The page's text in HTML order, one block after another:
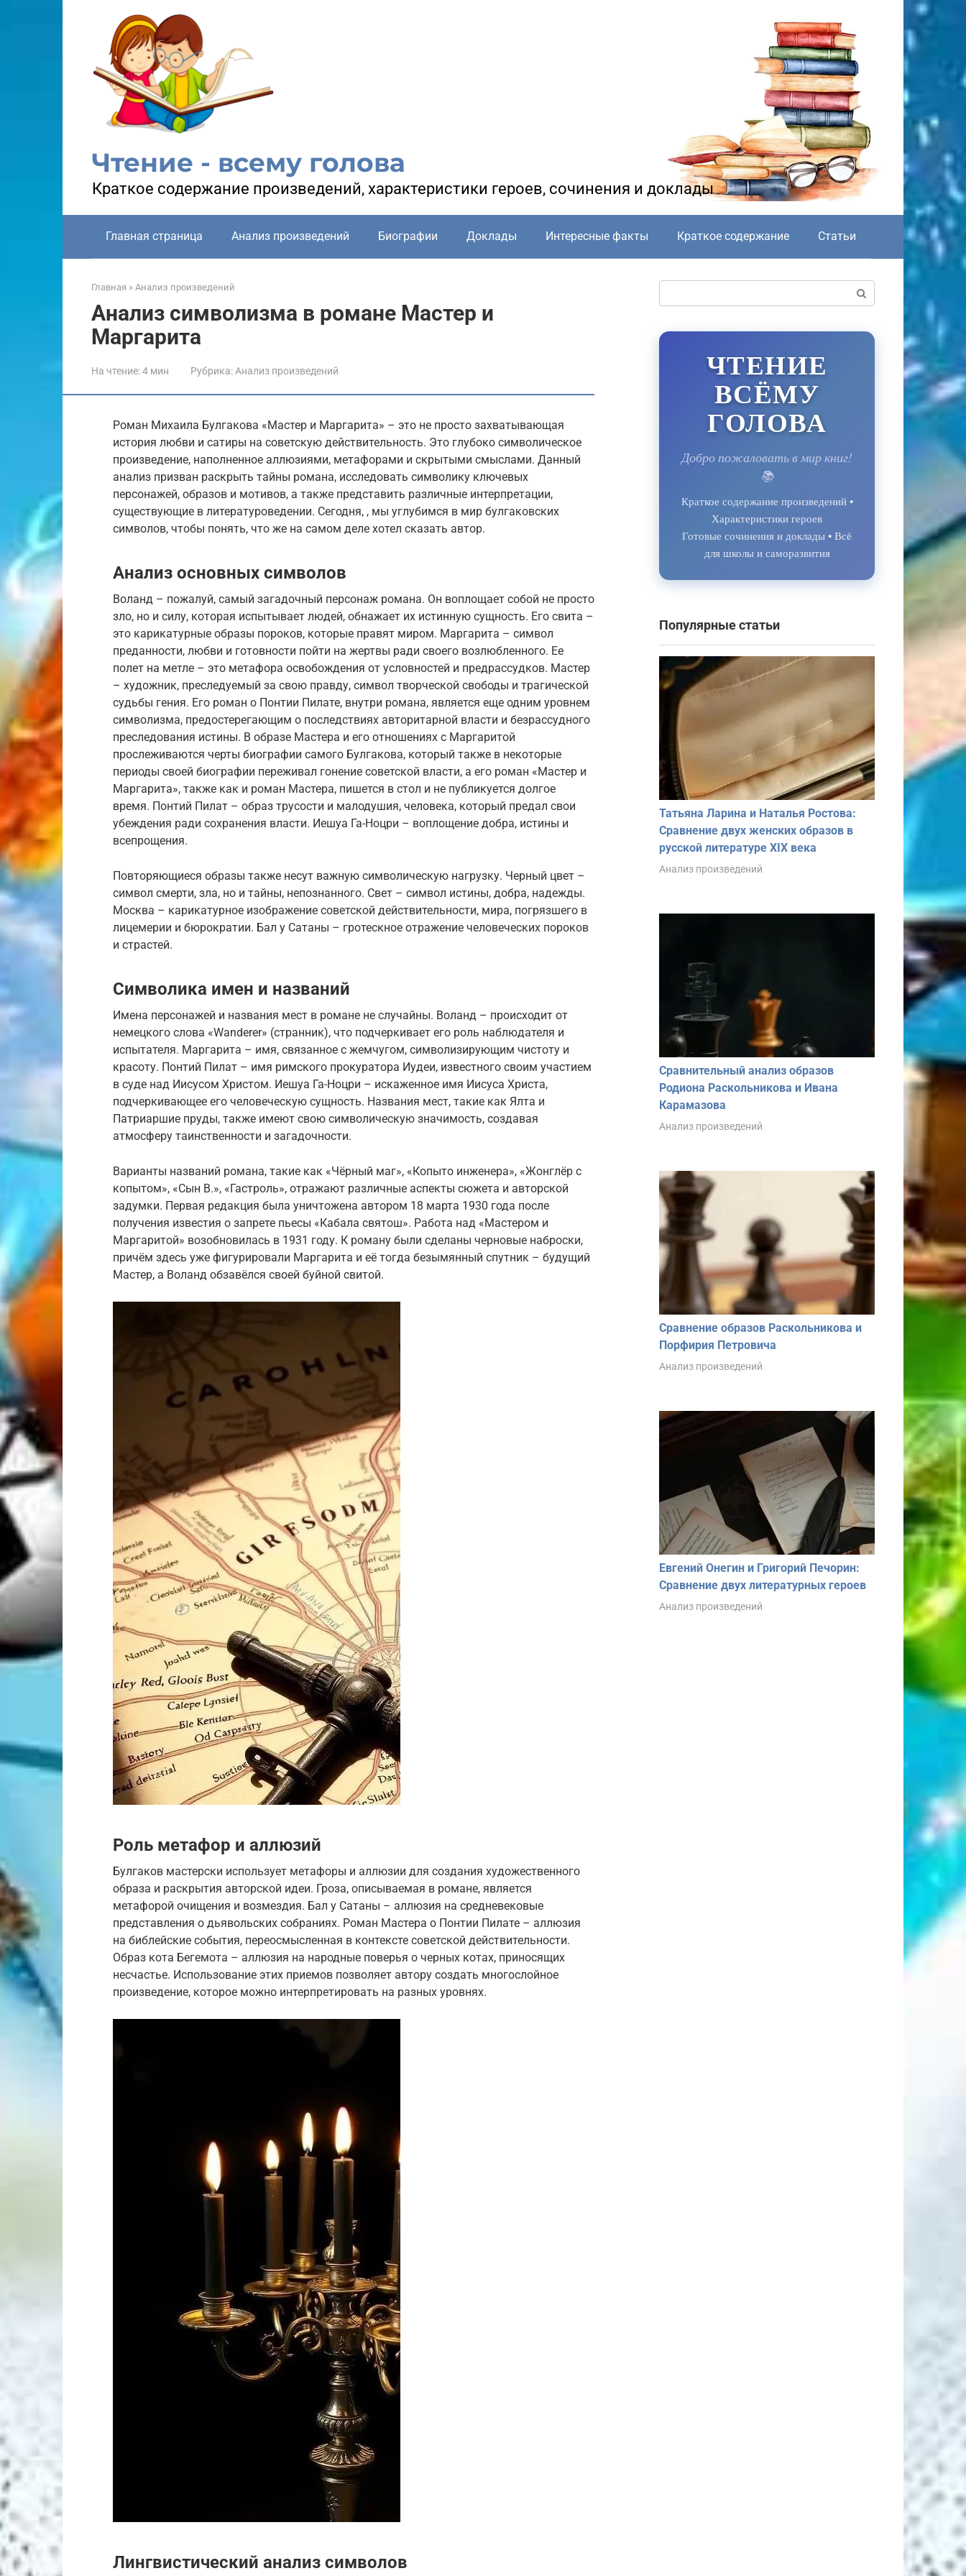
Чтение - всему голова
Краткое содержание произведений, характеристики героев, сочинения и доклады
Главная страница Анализ произведений Биографии Доклады Интересные факты Краткое содержание Статьи
Главная » Анализ произведений
Анализ символизма в романе Мастер и
Маргарита
На чтение:4 мин Рубрика: Анализ произведений
Роман Михаила Булгакова «Мастер и Маргарита» – это не просто захватывающая
история любви и сатиры на советскую действительность. Это глубоко символическое
произведение, наполненное аллюзиями, метафорами и скрытыми смыслами. Данный
анализ призван раскрыть тайны романа, исследовать символику ключевых
персонажей, образов и мотивов, а также представить различные интерпретации,
существующие в литературоведении. Сегодня, , мы углубимся в мир булгаковских
символов, чтобы понять, что же на самом деле хотел сказать автор.
Анализ основных символов
Воланд – пожалуй, самый загадочный персонаж романа. Он воплощает собой не просто
зло, но и силу, которая испытывает людей, обнажает их истинную сущность. Его свита –
это карикатурные образы пороков, которые правят миром. Маргарита – символ
преданности, любви и готовности пойти на жертвы ради своего возлюбленного. Ее
полет на метле – это метафора освобождения от условностей и предрассудков. Мастер
– художник, преследуемый за свою правду, символ творческой свободы и трагической
судьбы гения. Его роман о Понтии Пилате, внутри романа, является еще одним уровнем
символизма, предостерегающим о последствиях авторитарной власти и безрассудного
преследования истины. В образе Мастера и его отношениях с Маргаритой
прослеживаются черты биографии самого Булгакова, который также в некоторые
периоды своей биографии переживал гонение советской власти, а его роман «Мастер и
Маргарита», также как и роман Мастера, пишется в стол и не публикуется долгое
время. Понтий Пилат – образ трусости и малодушия, человека, который предал свои
убеждения ради сохранения власти. Иешуа Га-Ноцри – воплощение добра, истины и
всепрощения.
Повторяющиеся образы также несут важную символическую нагрузку. Черный цвет –
символ смерти, зла, но и тайны, непознанного. Свет – символ истины, добра, надежды.
Москва – карикатурное изображение советской действительности, мира, погрязшего в
лицемерии и бюрократии. Бал у Сатаны – гротескное отражение человеческих пороков
и страстей.
Символика имен и названий
Имена персонажей и названия мест в романе не случайны. Воланд – происходит от
немецкого слова «Wanderer» (странник), что подчеркивает его роль наблюдателя и
испытателя. Маргарита – имя, связанное с жемчугом, символизирующим чистоту и
красоту. Понтий Пилат – имя римского прокуратора Иудеи, известного своим участием
в суде над Иисусом Христом. Иешуа Га-Ноцри – искаженное имя Иисуса Христа,
подчеркивающее его человеческую сущность. Названия мест, такие как Ялта и
Патриаршие пруды, также имеют свою символическую значимость, создавая
атмосферу таинственности и загадочности.
Варианты названий романа, такие как «Чёрный маг», «Копыто инженера», «Жонглёр с
копытом», «Сын В.», «Гастроль», отражают различные аспекты сюжета и авторской
задумки. Первая редакция была уничтожена автором 18 марта 1930 года после
получения известия о запрете пьесы «Кабала святош». Работа над «Мастером и
Маргаритой» возобновилась в 1931 году. К роману были сделаны черновые наброски,
причём здесь уже фигурировали Маргарита и её тогда безымянный спутник – будущий
Мастер, а Воланд обзавёлся своей буйной свитой.
Роль метафор и аллюзий
Булгаков мастерски использует метафоры и аллюзии для создания художественного
образа и раскрытия авторской идеи. Гроза, описываемая в романе, является
метафорой очищения и возмездия. Бал у Сатаны – аллюзия на средневековые
представления о дьявольских собраниях. Роман Мастера о Понтии Пилате – аллюзия
на библейские события, переосмысленная в контексте советской действительности.
Образ кота Бегемота – аллюзия на народные поверья о черных котах, приносящих
несчастье. Использование этих приемов позволяет автору создать многослойное
произведение, которое можно интерпретировать на разных уровнях.
Лингвистический анализ символов
ЧТЕНИЕ
ВСЁМУ
ГОЛОВА
Добро пожаловать в мир книг!
📚
Краткое содержание произведений •
Характеристики героев
Готовые сочинения и доклады • Всё
для школы и саморазвития
Популярные статьи
Татьяна Ларина и Наталья Ростова:
Сравнение двух женских образов в
русской литературе XIX века
Анализ произведений
Сравнительный анализ образов
Родиона Раскольникова и Ивана
Карамазова
Анализ произведений
Сравнение образов Раскольникова и
Порфирия Петровича
Анализ произведений
Евгений Онегин и Григорий Печорин:
Сравнение двух литературных героев
Анализ произведений